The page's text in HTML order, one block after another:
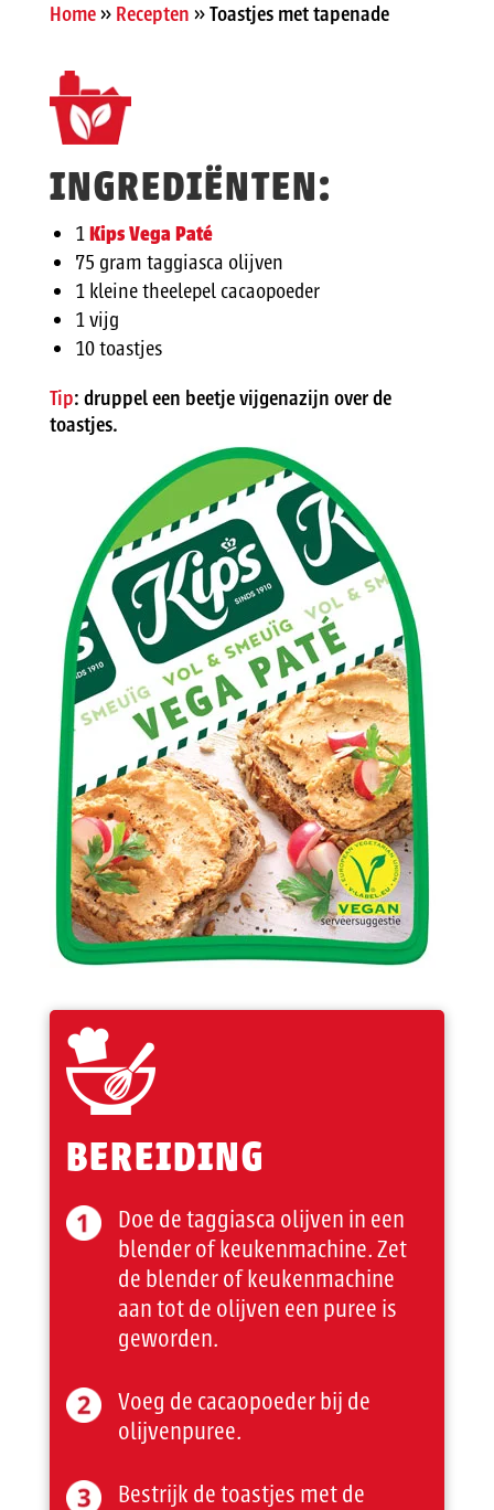
Home» Recepten »Toastjes met tapenade
INGREDIËNTEN:
1Kips Vega Paté
75 gram taggiasca olijven
1 kleine theelepel cacaopoeder
1 vijg
10 toastjes
Tip: druppel een beetje vijgenazijn over de
toastjes.
BEREIDING
Doe de taggiasca olijven in een
blender of keukenmachine. Zet
de blender of keukenmachine
aan tot de olijven een puree is
geworden.
Voeg de cacaopoeder bij de
olijvenpuree.
Bestrijk de toastjes met de